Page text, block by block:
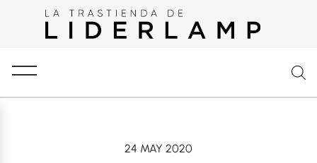
24 MAY 2020